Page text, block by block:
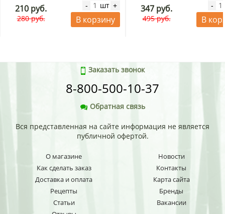
210 руб.
280 руб.
- шт +
В корзину
347 руб.
495 руб.
-
В
Заказать звонок
8-800-500-10-37
Обратная связь
Вся представленная на сайте информация не является
публичной офертой.
О магазине
Как сделать заказ
Доставка и оплата
Рецепты
Статьи
Новости
Контакты
Карта сайта
Бренды
Вакансии